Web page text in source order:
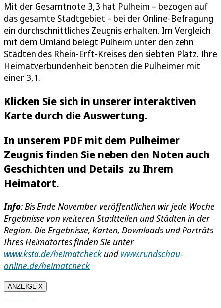
Mit der Gesamtnote 3,3 hat Pulheim – bezogen auf
das gesamte Stadtgebiet – bei der Online-Befragung
ein durchschnittliches Zeugnis erhalten. Im Vergleich
mit dem Umland belegt Pulheim unter den zehn
Städten des Rhein-Erft-Kreises den siebten Platz. Ihre
Heimatverbundenheit benoten die Pulheimer mit
einer 3,1.
Klicken Sie sich in unserer interaktiven
Karte durch die Auswertung.
In unserem PDF mit dem Pulheimer
Zeugnis finden Sie neben den Noten auch
Geschichten und Details zu Ihrem
Heimatort.
Info: Bis Ende November veröffentlichen wir jede Woche
Ergebnisse von weiteren Stadtteilen und Städten in der
Region. Die Ergebnisse, Karten, Downloads und Porträts
Ihres Heimatortes finden Sie unter
www.ksta.de/heimatcheck undwww.rundschau-
online.de/heimatcheck
ANZEIGE X